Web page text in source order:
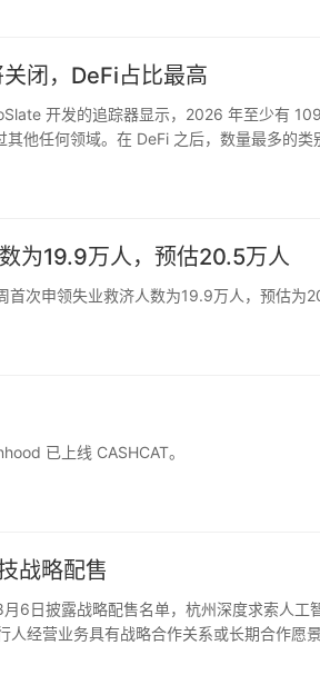
闭，DeFi占比最高
开发的追踪器显示，2026 年至少有
他任何领域。在 DeFi 之后，数量最多的
为19.9万人，预估20.5万人
次申领失业救济人数为19.9万人，预估为
已上线 CASHCAT。
战略配售
6日披露战略配售名单，杭州深度求索人工
人经营业务具有战略合作关系或长期合作愿